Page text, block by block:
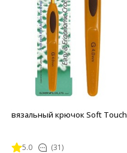
вязальный крючок Soft Touch
5.0 (31)